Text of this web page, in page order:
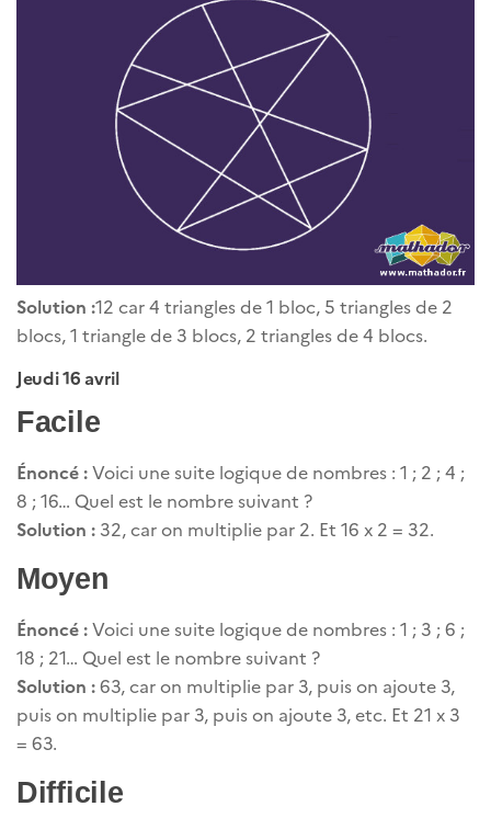
Solution :12 car 4 triangles de 1 bloc, 5 triangles de 2
blocs, 1 triangle de 3 blocs, 2 triangles de 4 blocs.
Jeudi 16 avril
Facile
Énoncé :Voici une suite logique de nombres : 1 ; 2 ; 4 ;
8 ; 16… Quel est le nombre suivant ?
Solution : 32, car on multiplie par 2. Et 16 x 2 = 32.
Moyen
Énoncé :Voici une suite logique de nombres : 1 ; 3 ; 6 ;
18 ; 21… Quel est le nombre suivant ?
Solution :63, car on multiplie par 3, puis on ajoute 3,
puis on multiplie par 3, puis on ajoute 3, etc. Et 21 x 3
= 63.
Difficile